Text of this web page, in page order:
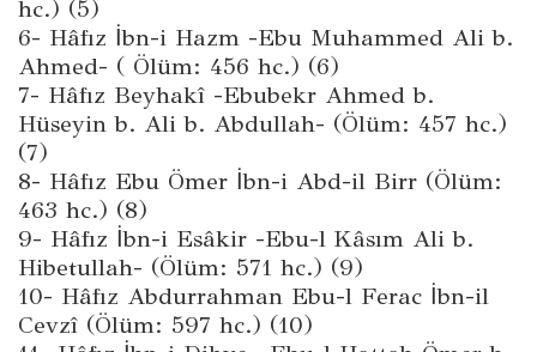
hc.) (5)
6- Hâfız İbn-i Hazm -Ebu Muhammed Ali b.
Ahmed- ( Ölüm: 456 hc.) (6)
7- Hâfız Beyhakî -Ebubekr Ahmed b.
Hüseyin b. Ali b. Abdullah- (Ölüm: 457 hc.)
(7)
8- Hâfız Ebu Ömer İbn-i Abd-il Birr (Ölüm:
463 hc.) (8)
9- Hâfız İbn-i Esâkir -Ebu-l Kâsım Ali b.
Hibetullah- (Ölüm: 571 hc.) (9)
10- Hâfız Abdurrahman Ebu-l Ferac İbn-il
Cevzî (Ölüm: 597 hc.) (10)